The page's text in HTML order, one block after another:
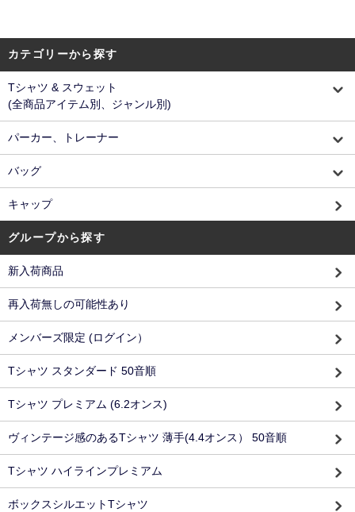
カテゴリーから探す
Tシャツ & スウェット
(全商品アイテム別、ジャンル別)
パーカー、トレーナー
バッグ
キャップ
グループから探す
新入荷商品
再入荷無しの可能性あり
メンバーズ限定 (ログイン）
Tシャツ スタンダード 50音順
Tシャツ プレミアム (6.2オンス)
ヴィンテージ感のあるTシャツ 薄手(4.4オンス） 50音順
Tシャツ ハイラインプレミアム
ボックスシルエットTシャツ